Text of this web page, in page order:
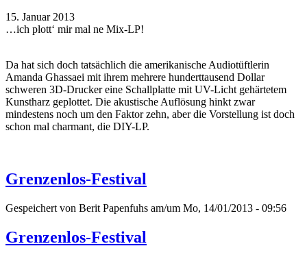
15. Januar 2013
…ich plott‘ mir mal ne Mix-LP!
Da hat sich doch tatsächlich die amerikanische Audiotüftlerin
Amanda Ghassaei mit ihrem mehrere hunderttausend Dollar
schweren 3D-Drucker eine Schallplatte mit UV-Licht gehärtetem
Kunstharz geplottet. Die akustische Auflösung hinkt zwar
mindestens noch um den Faktor zehn, aber die Vorstellung ist doch
schon mal charmant, die DIY-LP.
Grenzenlos-Festival
Gespeichert von Berit Papenfuhs am/um Mo, 14/01/2013 - 09:56
Grenzenlos-Festival